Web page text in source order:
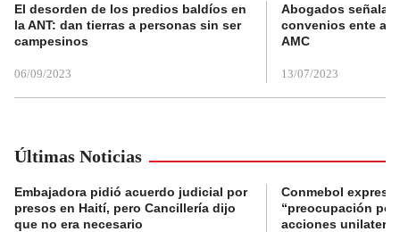
El desorden de los predios baldíos en
la ANT: dan tierras a personas sin ser
campesinos
06/09/2023
Abogados
convenios ente
AMC
13/07/2023
Últimas Noticias
Embajadora pidió acuerdo judicial por
presos en Haití, pero Cancillería dijo
que no era necesario
Conmebol expresó
“preocupación
acciones